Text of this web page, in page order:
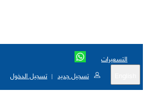
التسعيرات
تسجيل جديد | تسجيل الدخول